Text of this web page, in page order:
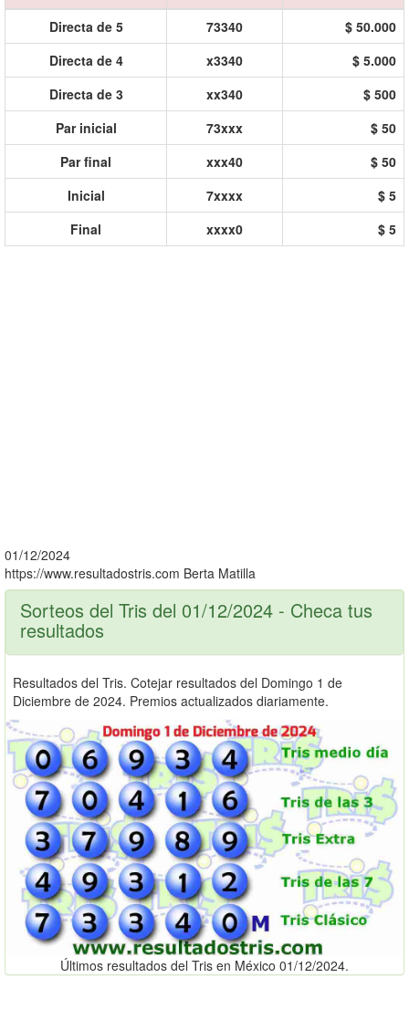
Directa de 5
73340
$ 50.000
Directa de 4
x3340
$ 5.000
Directa de 3
xx340
$ 500
Par inicial
73xxx
$ 50
Par final
xxx40
$ 50
Inicial
7xxxx
$ 5
Final
xxxx0 $ 5
01/12/2024
https://www.resultadostris.com Berta Matilla
Sorteos del Tris del 01/12/2024 - Checa tus
resultados
Resultados del Tris. Cotejar resultados del Domingo 1 de
Diciembre de 2024. Premios actualizados diariamente.
Últimos resultados del Tris en México 01/12/2024.